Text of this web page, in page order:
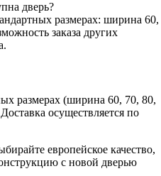
дверь?
размерах: ширина 60,
заказа других
размерах (ширина 60, 70, 80,
осуществляется по
европейское качество,
с новой дверью